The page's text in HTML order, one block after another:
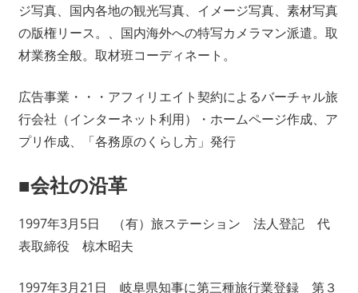
ジ写真、国内各地の観光写真、イメージ写真、素材写真
の版権リース。、国内海外への特写カメラマン派遣。取
材業務全般。取材班コーディネート。
広告事業・・・アフィリエイト契約によるバーチャル旅
行会社（インターネット利用）・ホームページ作成、ア
プリ作成、「各務原のくらし方」発行
■会社の沿革
1997年3月5日 （有）旅ステーション 法人登記 代
表取締役 椋木昭夫
1997年3月21日 岐阜県知事に第三種旅行業登録 第３